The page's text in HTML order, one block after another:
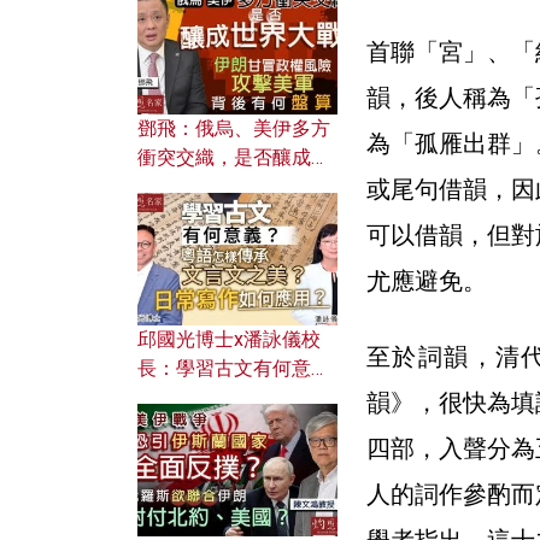
首聯「宮」、
韻，後人稱為
為「孤雁出群
或尾句借韻，
可以借韻，但
尤應避免。
至於詞韻，清
韻》，很快為
四部，入聲分
人的詞作參酌
控？
鄧飛：俄烏、美伊多方
衝突交織，是否釀成世
風險攻擊美軍，背後有
何盤算？
邱國光博士x潘詠儀校
長：學習古文有何意
文之美？ 日常寫作如何
應用？